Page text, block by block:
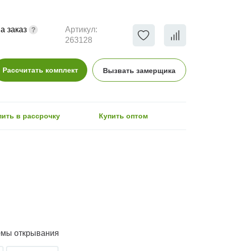
заказ
Артикул:
263128
Рассчитать комплект Вызвать замерщика
в рассрочку Купить оптом
открывания